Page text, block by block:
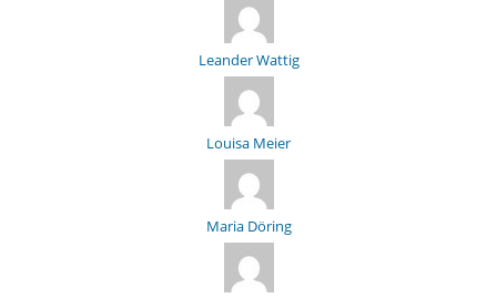
Leander Wattig
Louisa Meier
Maria Döring